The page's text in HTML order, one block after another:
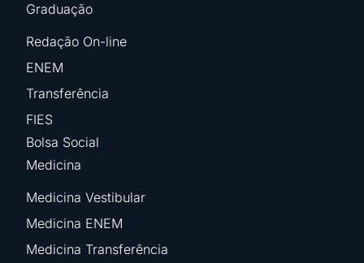
Graduação
Redação On-line
ENEM
Transferência
FIES
Bolsa Social
Medicina
Medicina Vestibular
Medicina ENEM
Medicina Transferência